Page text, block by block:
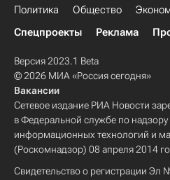
Политика Общество
Спецпроекты
Реклама
Версия 2023.1 Beta
© 2026 МИА «Россия сегодня»
Вакансии
Сетевое издание РИА Новости
в Федеральной службе по надзору
информационных технологий и
(Роскомнадзор) 08 апреля 2014
Свидетельство о регистрации